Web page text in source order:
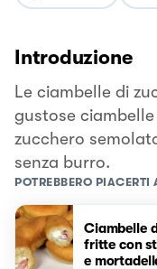
Introduzione
Le ciambelle di
gustose
zucchero
senza burro.
POTREBBERO PIACERTI
Ciambelle
fritte con
e